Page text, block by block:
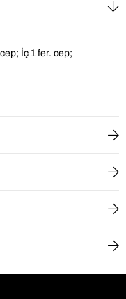
İç 1 fer. cep;